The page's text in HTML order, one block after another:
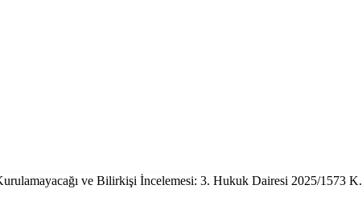
ve Bilirkişi İncelemesi: 3. Hukuk Dairesi 2025/1573 K.